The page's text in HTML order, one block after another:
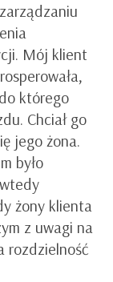
Mój klient
którego
Chciał go
jego żona.
było
żony klienta
z uwagi na
rozdzielność